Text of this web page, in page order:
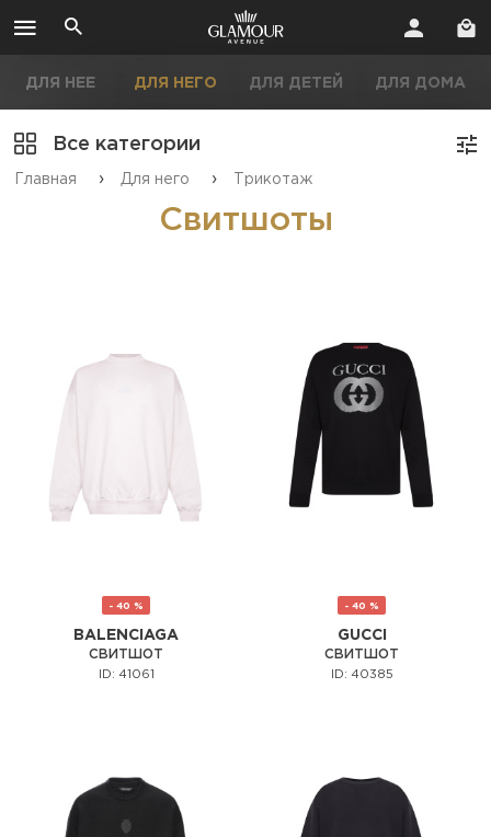
ДЛЯ НЕЕ ДЛЯ НЕГО ДЛЯ ДЕТЕЙ ДЛЯ ДОМА
Все категории
Главная › Для него › Трикотаж
Свитшоты
- 40 %
BALENCIAGA
СВИТШОТ
ID: 41061
- 40 %
GUCCI
СВИТШОТ
ID: 40385